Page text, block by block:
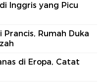
Inggris yang Picu
Prancis, Rumah Duka
di Eropa, Catat